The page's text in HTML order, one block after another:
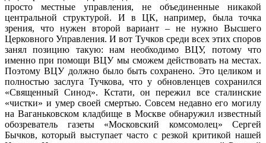
просто местные управления, не объединенные никакой
центральной структурой. И в ЦК, например, была точка
зрения, что нужен второй вариант – не нужно Высшего
Церковного Управления. И вот Тучков среди всех этих споров
занял позицию такую: нам необходимо ВЦУ, потому что
именно при помощи ВЦУ мы сможем действовать на местах.
Поэтому ВЦУ должно было быть сохранено. Это целиком и
полностью заслуга Тучкова, что у обновленцев сохранился
«Священный Синод». Кстати, он пережил все сталинские
«чистки» и умер своей смертью. Совсем недавно его могилу
на Ваганьковском кладбище в Москве обнаружил известный
обозреватель газеты «Московский комсомолец» Сергей
Бычков, который выступает часто с резкой критикой нашей